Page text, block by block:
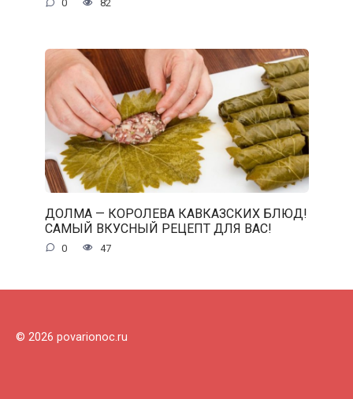
0 82
ДОЛМА — КОРОЛЕВА КАВКАЗСКИХ БЛЮД!
САМЫЙ ВКУСНЫЙ РЕЦЕПТ ДЛЯ ВАС!
0 47
© 2026 povarionoc.ru